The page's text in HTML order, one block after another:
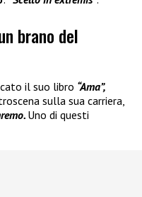
brano del
il suo libro “Ama”,
sulla sua carriera,
Uno di questi